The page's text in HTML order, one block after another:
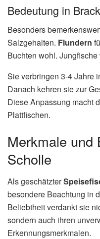
Bedeutung in
Besonders
Salzgehalten. Flundern
Buchten wohl.
Sie verbringen 3-4 Jahre
Danach kehren sie zur
Diese Anpassung macht
Plattfischen.
Merkmale und
Scholle
Als geschätzter
besondere Beachtung in
Beliebtheit verdankt sie
sondern auch ihren
Erkennungsmerkmalen.